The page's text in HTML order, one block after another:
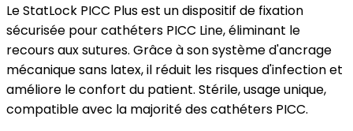
Le StatLock PICC Plus est un dispositif de fixation
sécurisée pour cathéters PICC Line, éliminant le
recours aux sutures. Grâce à son système d'ancrage
mécanique sans latex, il réduit les risques d'infection et
améliore le confort du patient. Stérile, usage unique,
compatible avec la majorité des cathéters PICC.